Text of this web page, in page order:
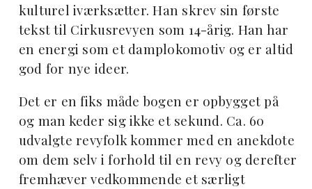
kulturel iværksætter. Han skrev sin første
tekst til Cirkusrevyen som 14-årig. Han har
en energi som et damplokomotiv og er altid
god for nye ideer.
Det er en fiks måde bogen er opbygget på
og man keder sig ikke et sekund. Ca. 60
udvalgte revyfolk kommer med en anekdote
om dem selv i forhold til en revy og derefter
fremhæver vedkommende et særligt